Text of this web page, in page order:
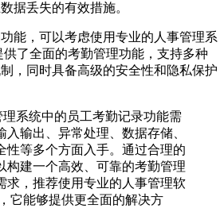
据丢失的有效措施。
能，可以考虑使用专业的人事管理系
供了全面的考勤管理功能，支持多种
，同时具备高级的安全性和隐私保护
系统中的员工考勤记录功能需
入输出、异常处理、数据存储、
性等多个方面入手。通过合理的
构建一个高效、可靠的考勤管理
求，推荐使用专业的人事管理软
，它能够提供更全面的解决方